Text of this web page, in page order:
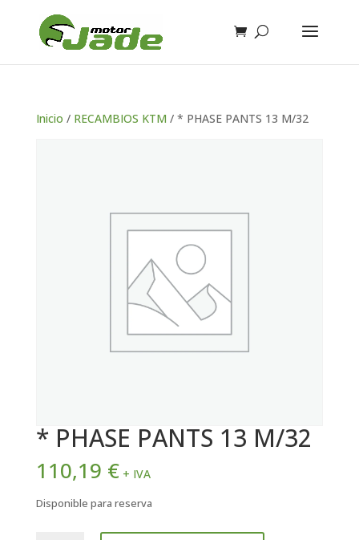
Inicio / RECAMBIOS KTM / * PHASE PANTS 13 M/32
* PHASE PANTS 13 M/32
110,19 € + IVA
Disponible para reserva